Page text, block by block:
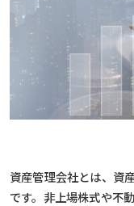
資産管理会社とは、資
です。非上場株式や不